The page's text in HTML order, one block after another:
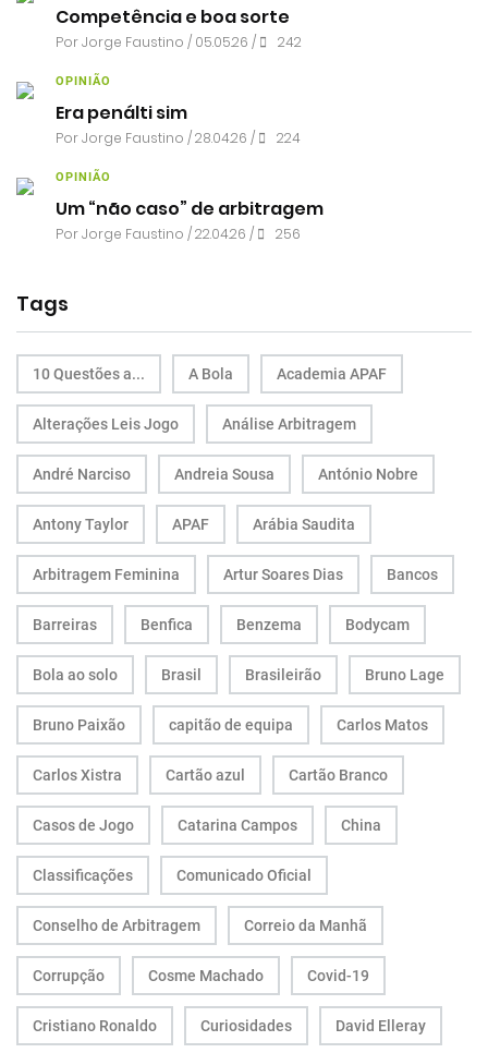
Competência e boa sorte
PorJorge Faustino / 05.05.26 / 242
OPINIÃO
Era penálti sim
PorJorge Faustino / 28.04.26 / 224
OPINIÃO
Um “não caso” de arbitragem
PorJorge Faustino / 22.04.26 / 256
Tags
10 Questões a... A Bola Academia APAF
Alterações Leis Jogo Análise Arbitragem
André Narciso Andreia Sousa António Nobre
Antony Taylor APAF Arábia Saudita
Arbitragem Feminina Artur Soares Dias Bancos
Barreiras Benfica Benzema Bodycam
Bola ao solo Brasil Brasileirão Bruno Lage
Bruno Paixão capitão de equipa Carlos Matos
Carlos Xistra Cartão azul Cartão Branco
Casos de Jogo Catarina Campos China
Classificações Comunicado Oficial
Conselho de Arbitragem Correio da Manhã
Corrupção Cosme Machado Covid-19
Cristiano Ronaldo Curiosidades David Elleray